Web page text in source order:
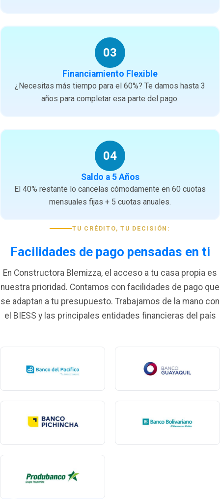
03
Financiamiento Flexible
¿Necesitas más tiempo para el 60%? Te damos hasta 3
años para completar esa parte del pago.
04
Saldo a 5 Años
El 40% restante lo cancelas cómodamente en 60 cuotas
mensuales fijas + 5 cuotas anuales.
TU CRÉDITO, TU DECISIÓN:
Facilidades de pago pensadas en ti
En Constructora Blemizza, el acceso a tu casa propia es
nuestra prioridad. Contamos con facilidades de pago que
se adaptan a tu presupuesto. Trabajamos de la mano con
el BIESS y las principales entidades financieras del país